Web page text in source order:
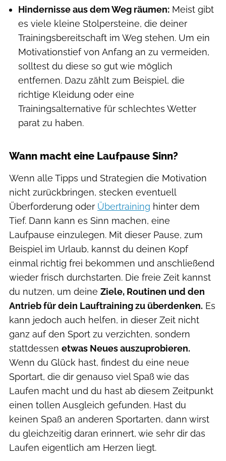
Hindernisse aus dem Weg räumen: Meist gibt
es viele kleine Stolpersteine, die deiner
Trainingsbereitschaft im Weg stehen. Um ein
Motivationstief von Anfang an zu vermeiden,
solltest du diese so gut wie möglich
entfernen. Dazu zählt zum Beispiel, die
richtige Kleidung oder eine
Trainingsalternative für schlechtes Wetter
parat zu haben.
Wann macht eine Laufpause Sinn?
Wenn alle Tipps und Strategien die Motivation
nicht zurückbringen, stecken eventuell
Überforderung oder Übertraining hinter dem
Tief. Dann kann es Sinn machen, eine
Laufpause einzulegen. Mit dieser Pause, zum
Beispiel im Urlaub, kannst du deinen Kopf
einmal richtig frei bekommen und anschließend
wieder frisch durchstarten. Die freie Zeit kannst
du nutzen, um deine Ziele, Routinen und den
Antrieb für dein Lauftraining zu überdenken. Es
kann jedoch auch helfen, in dieser Zeit nicht
ganz auf den Sport zu verzichten, sondern
stattdessen etwas Neues auszuprobieren.
Wenn du Glück hast, findest du eine neue
Sportart, die dir genauso viel Spaß wie das
Laufen macht und du hast ab diesem Zeitpunkt
einen tollen Ausgleich gefunden. Hast du
keinen Spaß an anderen Sportarten, dann wirst
du gleichzeitig daran erinnert, wie sehr dir das
Laufen eigentlich am Herzen liegt.